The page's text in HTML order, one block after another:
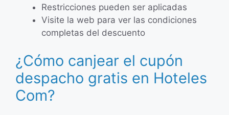
Restricciones pueden ser aplicadas
Visite la web para ver las condiciones
completas del descuento
¿Cómo canjear el cupón
despacho gratis en Hoteles
Com?